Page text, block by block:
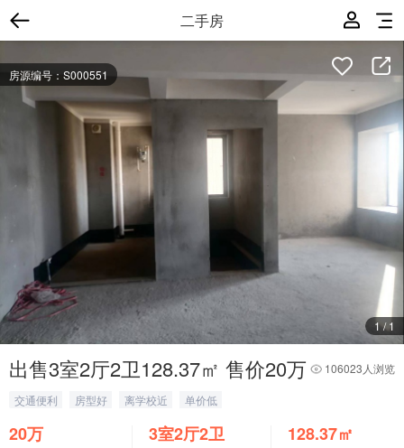
二手房
房源编号：S000551
1/1
出售3室2厅2卫128.37㎡ 售价20万 106023人浏览
交通便利 房型好 离学校近 单价低
20万 3室2厅2卫 128.37㎡